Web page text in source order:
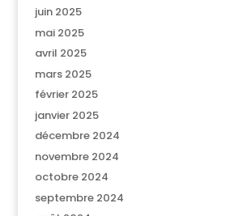
juin 2025
mai 2025
avril 2025
mars 2025
février 2025
janvier 2025
décembre 2024
novembre 2024
octobre 2024
septembre 2024